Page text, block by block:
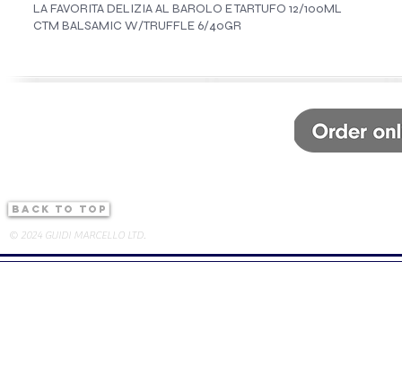
LA FAVORITA DELIZIA AL BAROLO E TARTUFO 12/100ML
CTM BALSAMIC W/TRUFFLE 6/40GR
back to top
© 2024 GUIDI MARCELLO LTD.